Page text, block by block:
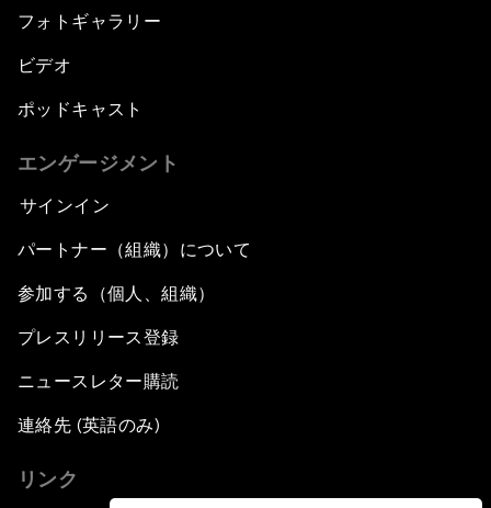
フォトギャラリー
ビデオ
ポッドキャスト
エンゲージメント
サインイン
パートナー（組織）について
参加する（個人、組織）
プレスリリース登録
ニュースレター購読
連絡先 (英語のみ)
リンク